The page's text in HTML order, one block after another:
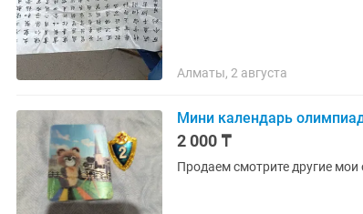
Алматы, 2 августа
Мини календарь
2 000 ₸
Продаем смотрите другие